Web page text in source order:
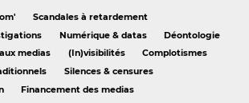
Scandales à retardement
Numérique & datas
Déontologie
medias (In)visibilités
Complotismes
Silences & censures
Financement des medias